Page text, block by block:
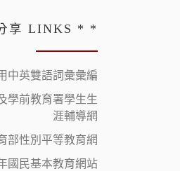
享 LINKS * *
中英雙語詞彙彙編
學前教育署學生生
涯輔導網
部性別平等教育網
國民基本教育網站